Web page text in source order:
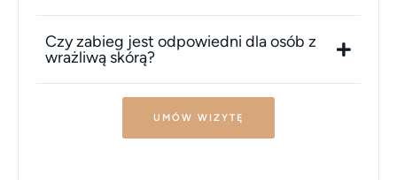
Czy zabieg jest odpowiedni dla osób z
wrażliwą skórą?
UMÓW WIZYTĘ